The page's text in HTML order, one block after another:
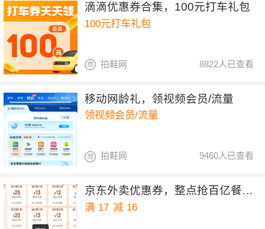
滴滴优惠券合集，100元打车礼包
100元打车礼包
8822人已查看
拍鞋网
移动网龄礼，领视频会员/流量
领视频会员/流量
9460人已查看
拍鞋网
京东外卖优惠券，整点抢百亿餐补17-16券
满 17 减 16